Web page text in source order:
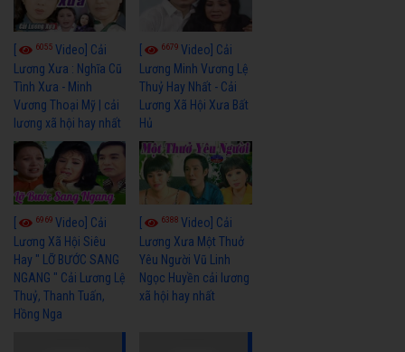
6055 Video] Cải
Lương Xưa : Nghĩa Cũ
Tình Xưa - Minh
Vương Thoại Mỹ | cải
lương xã hội hay nhất
6679Video] Cải
Lương Minh Vương Lệ
Thuỷ Hay Nhất - Cải
Lương Xã Hội Xưa Bất
Hủ
6969 Video] Cải
Lương Xã Hội Siêu
Hay " LỠ BƯỚC SANG
NGANG " Cải Lương Lệ
Thuỷ, Thanh Tuấn,
Hồng Nga
6388Video] Cải
Lương Xưa Một Thuở
Yêu Người Vũ Linh
Ngọc Huyền cải lương
xã hội hay nhất